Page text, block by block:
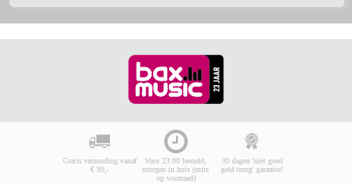
Gratis verzending vanaf
€ 99,-
Voor 23:00 besteld,
morgen in huis (mits
op voorraad)
30 dagen 'niet goed
geld terug' garantie!